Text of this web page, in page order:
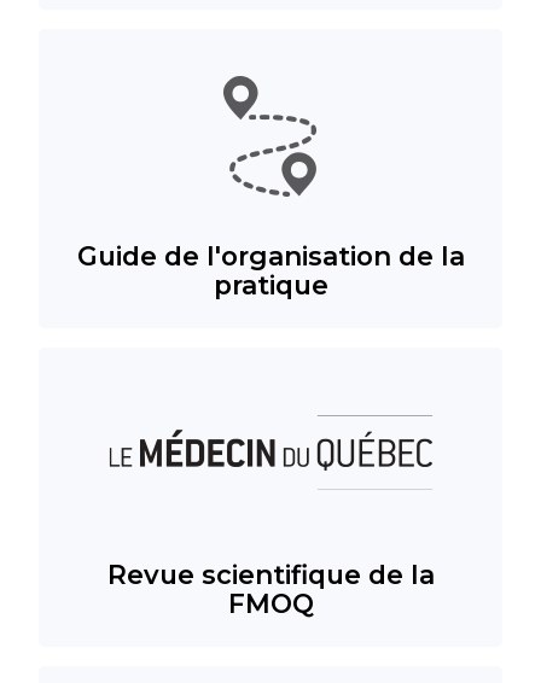
Guide de l'organisation de la
pratique
Revue scientifique de la
FMOQ